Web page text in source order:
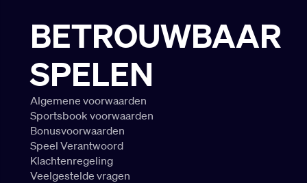
BETROUWBAAR
SPELEN
Algemene voorwaarden
Sportsbook voorwaarden
Bonusvoorwaarden
Speel Verantwoord
Klachtenregeling
Veelgestelde vragen